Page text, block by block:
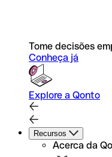
Tome decisões
Conheça já
Explore a Qonto
Recursos
Acerca da